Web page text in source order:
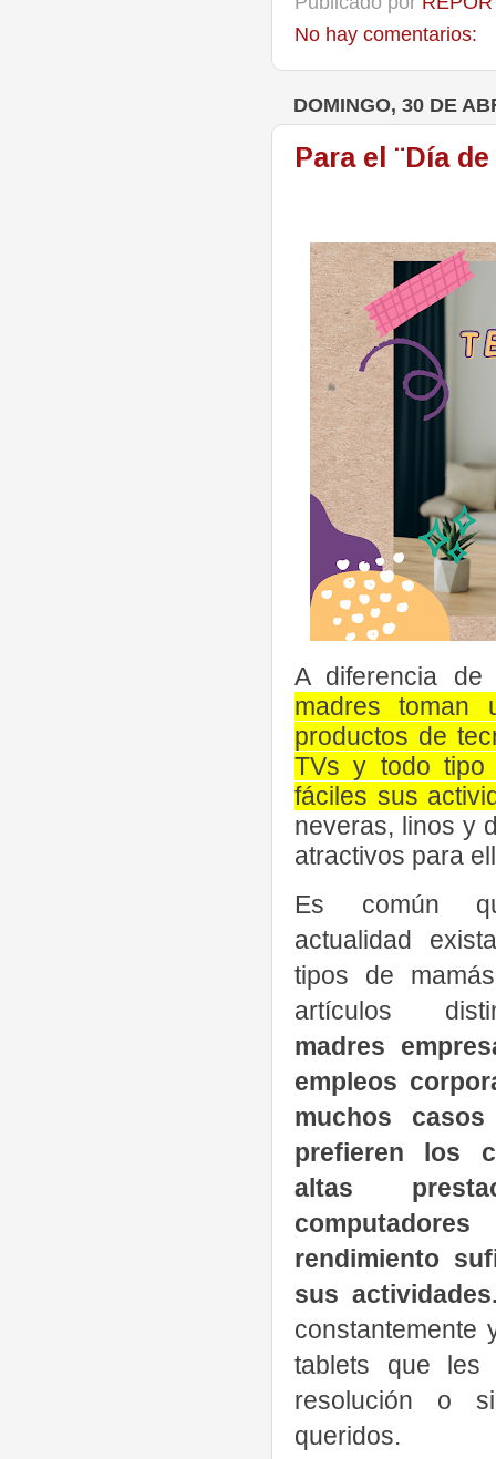
No hay comentarios:
DOMINGO, 30 DE
Para el ¨Día
A diferencia de
madres toman
productos de
TVs y todo tipo
fáciles sus
neveras, linos y
atractivos para
Es común
actualidad
tipos de
artículos
madres
empleos
muchos casos
prefieren los
altas
rendimiento
sus
constantemente
tablets que les
resolución o
queridos.